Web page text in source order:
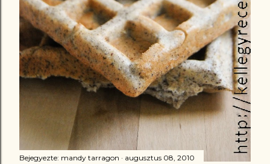
Bejegyezte: mandy tarragon augusztus 08, 2010